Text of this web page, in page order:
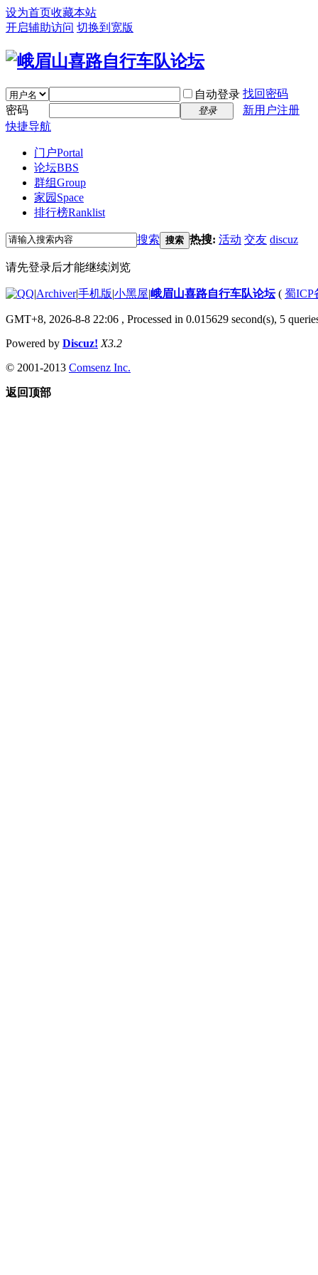
设为首页收藏本站
开启辅助访问 切换到宽版
自动登录 找回密码
密码
登录
新用户注册
快捷导航
门户Portal
论坛BBS
群组Group
家园 Space
排行榜Ranklist
搜索 搜索 热搜: 活动 交友 discuz
请先登录后才能继续浏览
|Archiver|手机版|小黑屋|峨眉山喜路自行车队论坛( 蜀ICP
GMT+8, 2026-8-8 22:06 , Processed in 0.015629 second(s), 5
Powered by Discuz! X3.2
© 2001-2013 Comsenz Inc.
返回顶部